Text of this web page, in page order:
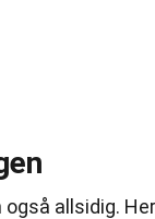
også allsidig.